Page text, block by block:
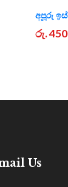
අපූරු
රු.
Us